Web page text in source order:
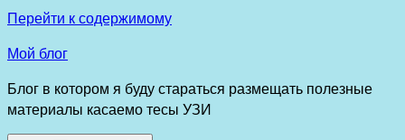
Перейти к содержимому
Мой блог
Блог в котором я буду стараться размещать полезные
материалы касаемо тесы УЗИ